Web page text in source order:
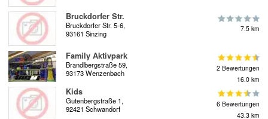
Bruckdorfer Str.
Bruckdorfer Str. 5-6,
93161 Sinzing
7.5 km
Family Aktivpark
Brandlbergstraße 59,
93173 Wenzenbach
2 Bewertungen
16.0 km
Kids
Gutenbergstraße 1,
92421 Schwandorf
6 Bewertungen
43.3 km